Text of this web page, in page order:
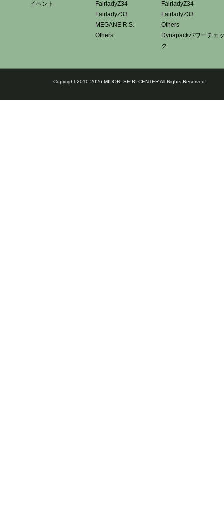
イベント
FairladyZ34
FairladyZ33
MEGANE R.S.
Others
FairladyZ34
FairladyZ33
Others
Dynapackパワーチェ
ク
Copyright 2010-2026 MIDORI SEIBI CENTER All Rights Reserved.